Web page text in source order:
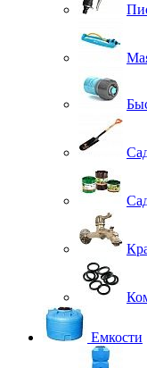
Емкости